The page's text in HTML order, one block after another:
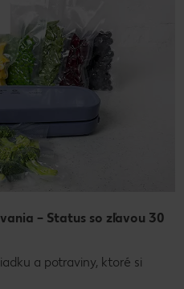
– Status so zľavou 30
a potraviny, ktoré si